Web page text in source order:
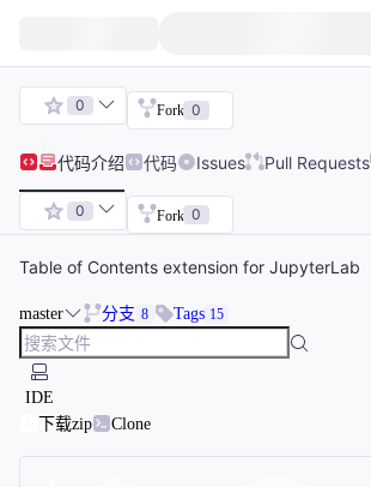
0 Fork 0
代码介绍 代码 Issues Pull Requests
0 Fork 0
Table of Contents extension for JupyterLab
master 分支 8 Tags 15
IDE
下载zip
Clone